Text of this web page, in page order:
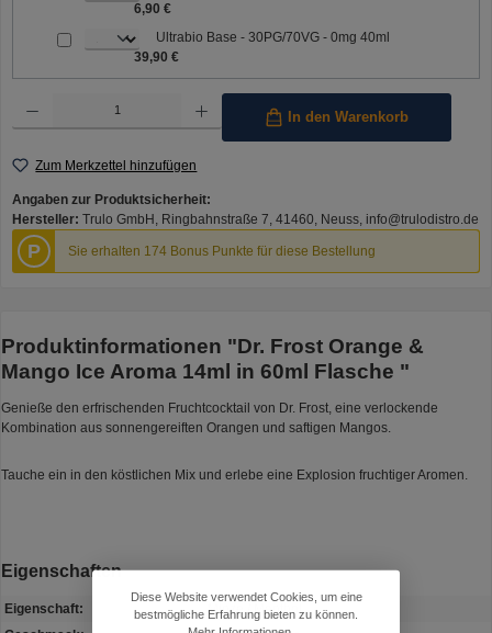
6,90 €
Ultrabio Base - 30PG/70VG - 0mg 40ml
39,90 €
Produkt Anzahl: Gib den gewünschten Wert ein oder benutze die Schaltflächen um die
In den Warenkorb
Zum Merkzettel hinzufügen
Angaben zur Produktsicherheit:
Hersteller: Trulo GmbH, Ringbahnstraße 7, 41460, Neuss, info@trulodistro.de
P Sie erhalten 174 Bonus Punkte für diese Bestellung
Produktinformationen "Dr. Frost Orange &
Mango Ice Aroma 14ml in 60ml Flasche "
Genieße den erfrischenden Fruchtcocktail von Dr. Frost, eine verlockende
Kombination aus sonnengereiften Orangen und saftigen Mangos.
Tauche ein in den köstlichen Mix und erlebe eine Explosion fruchtiger Aromen.
Eigenschaften
Eigenschaft:
Minze / Menthol
Diese Website verwendet Cookies, um eine
bestmögliche Erfahrung bieten zu können.